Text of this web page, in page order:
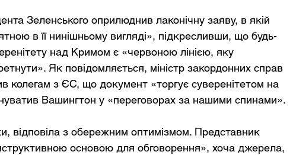
Зеленського оприлюднив лаконічну заяву, в якій
в її нинішньому вигляді», підкресливши, що будь-
над Кримом є «червоною лінією, яку
Як повідомляється, міністр закордонних справ
колегам з ЄС, що документ «торгує суверенітетом на
Вашингтон у «переговорах за нашими спинами».
відповіла з обережним оптимізмом. Представник
основою для обговорення», хоча джерела,